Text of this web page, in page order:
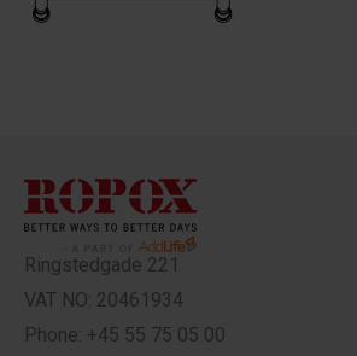
Ringstedgade 221
VAT NO: 20461934
Phone: +45 55 75 05 00